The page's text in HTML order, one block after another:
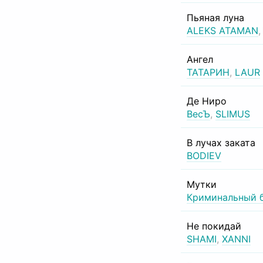
Пьяная луна
ALEKS ATAMAN,
Ангел
ТАТАРИН, LAUR
Де Ниро
ВесЪ, SLIMUS
В лучах заката
BODIEV
Мутки
Криминальный
Не покидай
SHAMI, XANNI